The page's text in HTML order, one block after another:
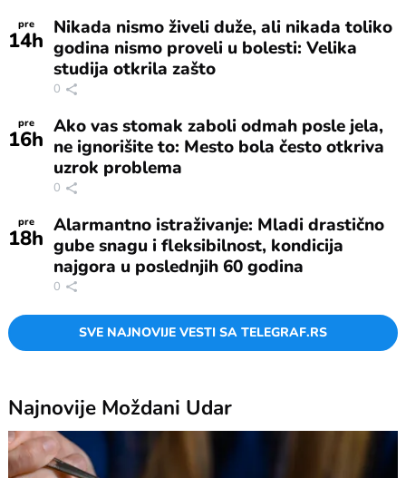
pre
14h Nikada nismo živeli duže, ali nikada toliko
godina nismo proveli u bolesti: Velika
studija otkrila zašto
0
pre
16h Ako vas stomak zaboli odmah posle jela,
ne ignorišite to: Mesto bola često otkriva
uzrok problema
0
pre
18h Alarmantno istraživanje: Mladi drastično
gube snagu i fleksibilnost, kondicija
najgora u poslednjih 60 godina
0
SVE NAJNOVIJE VESTI SA TELEGRAF.RS
Najnovije Moždani Udar